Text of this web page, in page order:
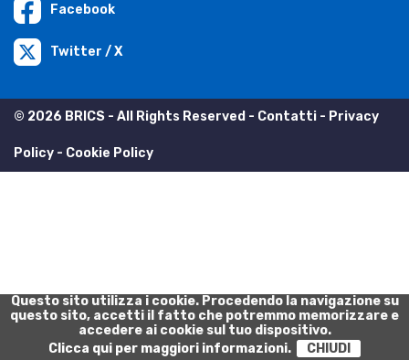
Facebook
Twitter / X
© 2026 BRICS - All Rights Reserved - Contatti - Privacy
Policy - Cookie Policy
Questo sito utilizza i cookie. Procedendo la navigazione su
questo sito, accetti il fatto che potremmo memorizzare e
accedere ai cookie sul tuo dispositivo.
Clicca qui per maggiori informazioni.
CHIUDI